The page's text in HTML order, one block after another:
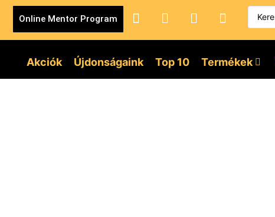
Online Mentor Program
Akciók Újdonságaink Top 10 Termékek